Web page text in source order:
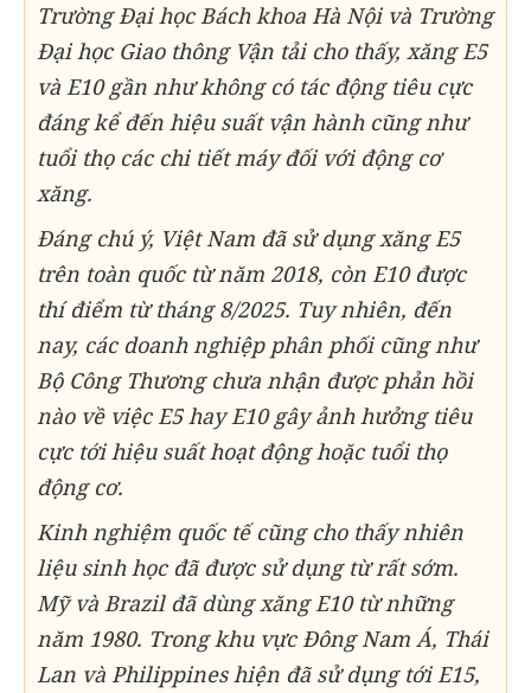
Trường Đại học Bách khoa Hà Nội và Trường
Đại học Giao thông Vận tải cho thấy, xăng E5
và E10 gần như không có tác động tiêu cực
đáng kể đến hiệu suất vận hành cũng như
tuổi thọ các chi tiết máy đối với động cơ
xăng.
Đáng chú ý, Việt Nam đã sử dụng xăng E5
trên toàn quốc từ năm 2018, còn E10 được
thí điểm từ tháng 8/2025. Tuy nhiên, đến
nay, các doanh nghiệp phân phối cũng như
Bộ Công Thương chưa nhận được phản hồi
nào về việc E5 hay E10 gây ảnh hưởng tiêu
cực tới hiệu suất hoạt động hoặc tuổi thọ
động cơ.
Kinh nghiệm quốc tế cũng cho thấy nhiên
liệu sinh học đã được sử dụng từ rất sớm.
Mỹ và Brazil đã dùng xăng E10 từ những
năm 1980. Trong khu vực Đông Nam Á, Thái
Lan và Philippines hiện đã sử dụng tới E15,